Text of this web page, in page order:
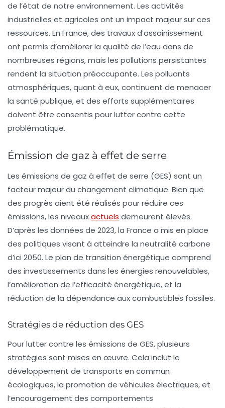
de l’état de notre environnement. Les activités
industrielles et agricoles ont un impact majeur sur ces
ressources. En France, des travaux d’assainissement
ont permis d’améliorer la qualité de l’eau dans de
nombreuses régions, mais les pollutions persistantes
rendent la situation préoccupante. Les polluants
atmosphériques, quant à eux, continuent de menacer
la santé publique, et des efforts supplémentaires
doivent être consentis pour lutter contre cette
problématique.
Émission de gaz à effet de serre
Les émissions de gaz à effet de serre (GES) sont un
facteur majeur du changement climatique. Bien que
des progrès aient été réalisés pour réduire ces
émissions, les niveauxactuels demeurent élevés.
D’après les données de 2023, la France a mis en place
des politiques visant à atteindre la neutralité carbone
d’ici 2050. Le plan de transition énergétique comprend
des investissements dans les énergies renouvelables,
l’amélioration de l’efficacité énergétique, et la
réduction de la dépendance aux combustibles fossiles.
Stratégies de réduction des GES
Pour lutter contre les émissions de GES, plusieurs
stratégies sont mises en œuvre. Cela inclut le
développement de transports en commun
écologiques, la promotion de véhicules électriques, et
l’encouragement des comportements